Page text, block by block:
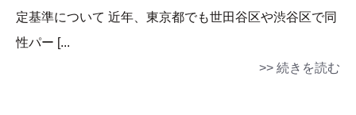
定基準について 近年、東京都でも世田谷区や渋谷区で同
性パー [...
>> 続きを読む